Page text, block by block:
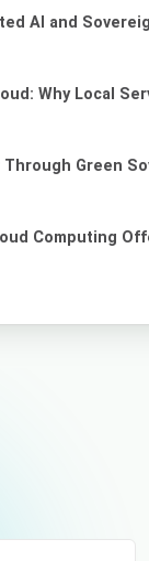
AI and
Why Local
Green
Computing